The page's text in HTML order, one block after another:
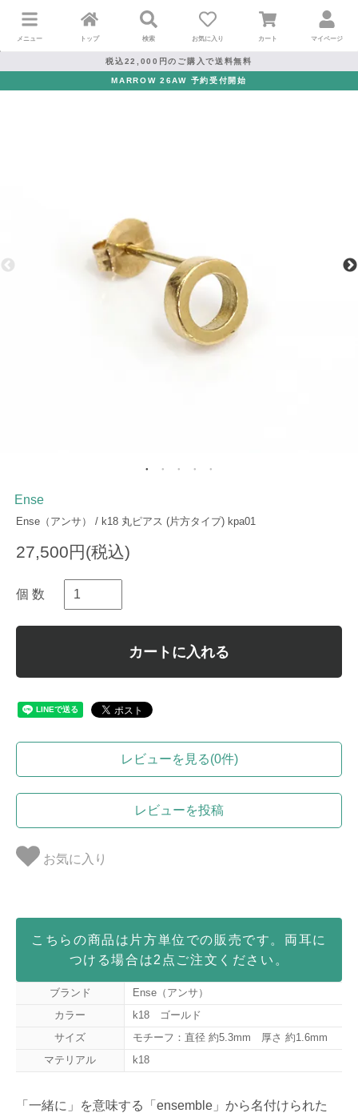
メニュー トップ 検索 お気に入り カート マイページ
税込22,000円のご購入で送料無料
MARROW 26AW 予約受付開始
Ense
Ense（アンサ） / k18 丸ピアス (片方タイプ) kpa01
27,500円(税込)
個 数
カートに入れる
レビューを見る(0件)
レビューを投稿
お気に入り
こちらの商品は片方単位での販売です。両耳に
つける場合は2点ご注文ください。
ブランド
Ense（アンサ）
カラー
k18 ゴールド
サイズ
モチーフ：直径 約5.3mm 厚さ 約1.6mm
マテリアル
k18
「一緒に」を意味する「ensemble」から名付けられた